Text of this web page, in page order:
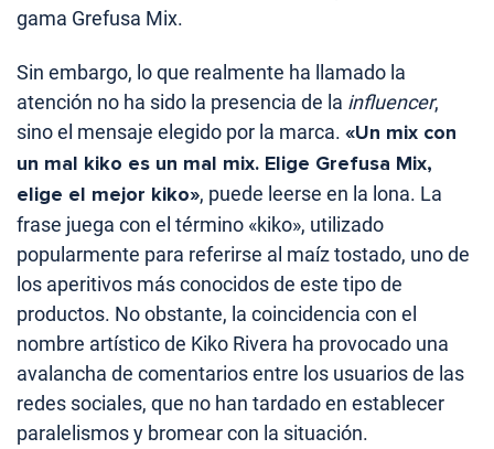
gama Grefusa Mix.
Sin embargo, lo que realmente ha llamado la
atención no ha sido la presencia de la influencer,
sino el mensaje elegido por la marca. «Un mix con
un mal kiko es un mal mix. Elige Grefusa Mix,
elige el mejor kiko», puede leerse en la lona. La
frase juega con el término «kiko», utilizado
popularmente para referirse al maíz tostado, uno de
los aperitivos más conocidos de este tipo de
productos. No obstante, la coincidencia con el
nombre artístico de Kiko Rivera ha provocado una
avalancha de comentarios entre los usuarios de las
redes sociales, que no han tardado en establecer
paralelismos y bromear con la situación.